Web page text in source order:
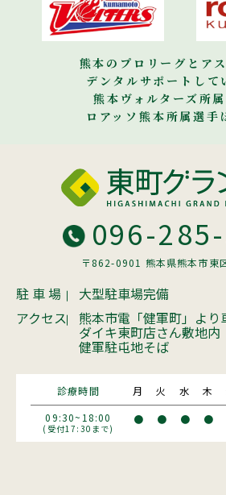
熊本のプロリーグとア
デンタルサポートして
熊本ヴォルターズ所属
ロアッソ熊本所属選手
096-
〒862-0901 熊本県熊本市東
駐 車 場
大型駐車場完備
アクセス
熊本市電「健軍町」より
ダイキ東町店さん敷地内
健軍駐屯地そば
診療時間 月 火 水 木
09:30~18:00
(受付17:30まで)
● ● ● ●